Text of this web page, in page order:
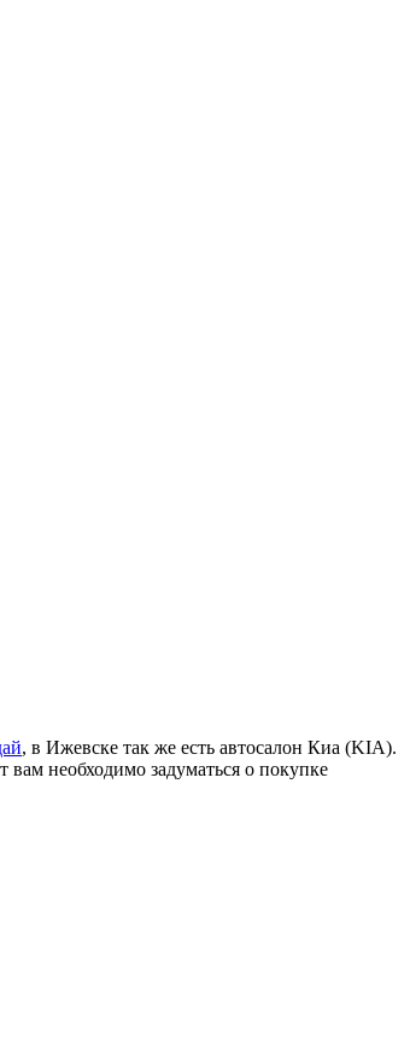
, в Ижевске так же есть автосалон Киа (KIA).
необходимо задуматься о покупке